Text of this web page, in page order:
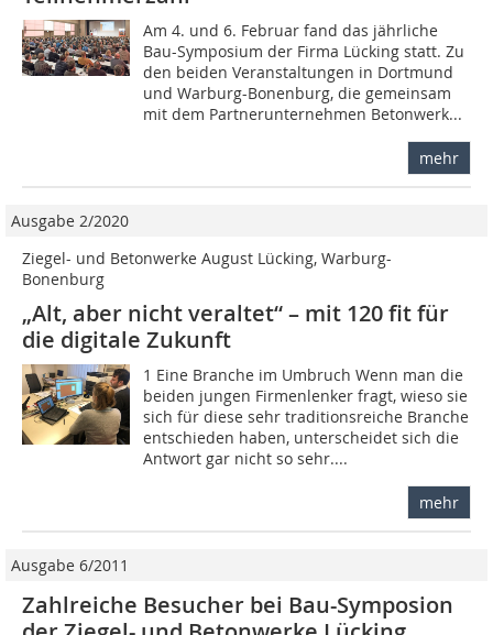
Am 4. und 6. Februar fand das jährliche
Bau-Symposium der Firma Lücking statt. Zu
den beiden Veranstaltungen in Dortmund
und Warburg-Bonenburg, die gemeinsam
mit dem Partnerunternehmen Betonwerk...
mehr
Ausgabe 2/2020
Ziegel- und Betonwerke August Lücking, Warburg-
Bonenburg
„Alt, aber nicht veraltet“ – mit 120 fit für
die digitale Zukunft
1 Eine Branche im Umbruch Wenn man die
beiden jungen Firmenlenker fragt, wieso sie
sich für diese sehr traditionsreiche Branche
entschieden haben, unterscheidet sich die
Antwort gar nicht so sehr....
mehr
Ausgabe 6/2011
Zahlreiche Besucher bei Bau-Symposion